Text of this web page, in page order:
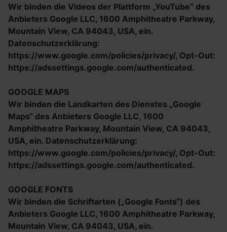
Wir binden die Videos der Plattform „YouTube“ des
Anbieters Google LLC, 1600 Amphitheatre Parkway,
Mountain View, CA 94043, USA, ein.
Datenschutzerklärung:
https://www.google.com/policies/privacy/, Opt-Out:
https://adssettings.google.com/authenticated.
GOOGLE MAPS
Wir binden die Landkarten des Dienstes „Google
Maps“ des Anbieters Google LLC, 1600
Amphitheatre Parkway, Mountain View, CA 94043,
USA, ein. Datenschutzerklärung:
https://www.google.com/policies/privacy/, Opt-Out:
https://adssettings.google.com/authenticated.
GOOGLE FONTS
Wir binden die Schriftarten („Google Fonts“) des
Anbieters Google LLC, 1600 Amphitheatre Parkway,
Mountain View, CA 94043, USA, ein.